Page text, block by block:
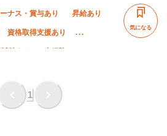
ナス・賞与あり 昇給あり
資格取得支援あり
活躍中 外国人活躍中
下 直帰・直行OK
気になる
1